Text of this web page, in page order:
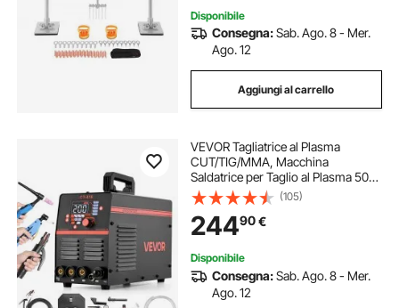
Disponibile
Consegna:Sab. Ago. 8 - Mer.
Ago. 12
Aggiungi al carrello
VEVOR Tagliatrice al Plasma
CUT/TIG/MMA, Macchina
Saldatrice per Taglio al Plasma 50A
Saldatrice a Elettrodo TIG 200A,
Display Digitale a LED con Funzione
2T/4T/PA/PT per Riparazioni
(105)
24490€
Disponibile
Consegna:Sab. Ago. 8 - Mer.
Ago. 12